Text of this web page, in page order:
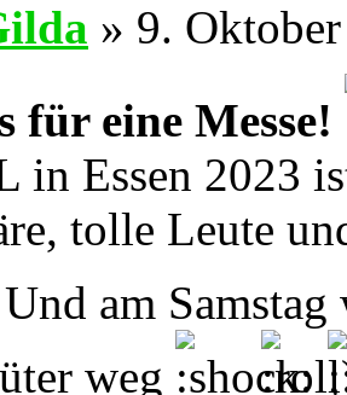
» 9.
für eine Messe!
in Essen 2023
tolle Leute
am Samstag
weg